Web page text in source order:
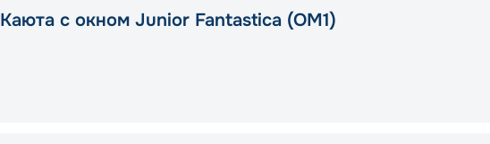
Каюта с окном Junior Fantastica (OM1)